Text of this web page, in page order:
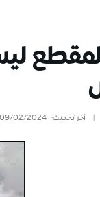
آخر تحديث: 09/02/2024